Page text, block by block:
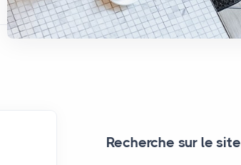
Recherche sur le site